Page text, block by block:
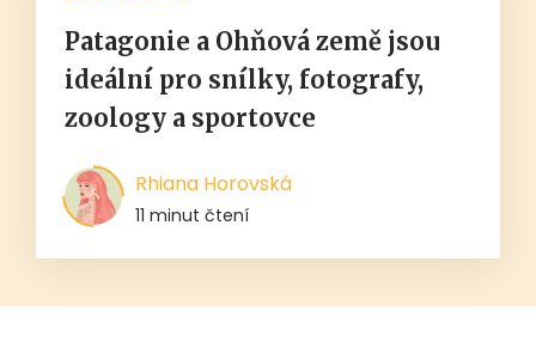
Patagonie a Ohňová země jsou
ideální pro snílky, fotografy,
zoology a sportovce
Rhiana Horovská
11 minut čtení